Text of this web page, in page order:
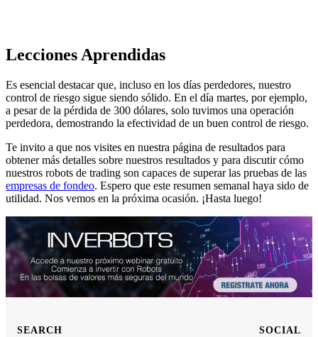
Lecciones Aprendidas
Es esencial destacar que, incluso en los días perdedores, nuestro
control de riesgo sigue siendo sólido. En el día martes, por ejemplo,
a pesar de la pérdida de 300 dólares, solo tuvimos una operación
perdedora, demostrando la efectividad de un buen control de riesgo.
Te invito a que nos visites en nuestra página de resultados para
obtener más detalles sobre nuestros resultados y para discutir cómo
nuestros robots de trading son capaces de superar las pruebas de las
empresas de fondeo. Espero que este resumen semanal haya sido de
utilidad. Nos vemos en la próxima ocasión. ¡Hasta luego!
SEARCH SOCIAL